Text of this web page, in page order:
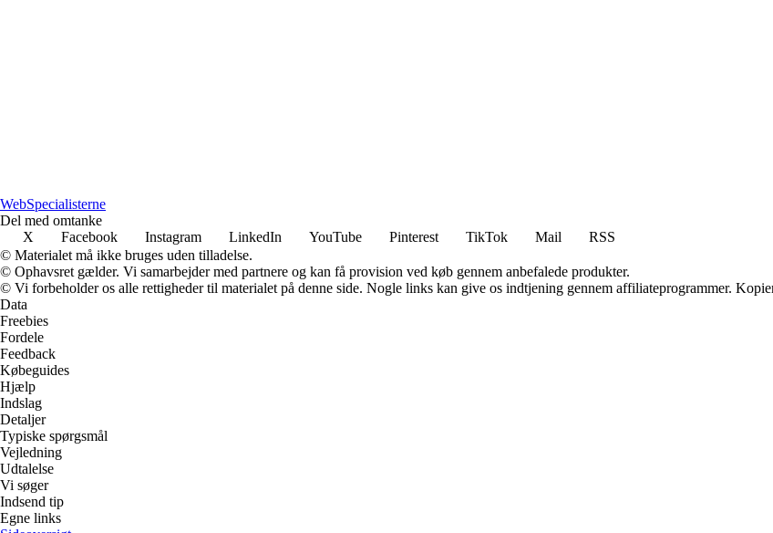
WebSpecialisterne
Del med omtanke
X
Facebook Instagram LinkedIn YouTube Pinterest TikTok Mail
RSS
© Materialet må ikke bruges uden tilladelse.
© Ophavsret gælder. Vi samarbejder med partnere og kan få provision ved køb gennem anbefalede produkter.
© Vi forbeholder os alle rettigheder til materialet på denne side. Nogle links kan give os indtjening gennem affiliateprogrammer.
Data
Freebies
Fordele
Feedback
Købeguides
Hjælp
Indslag
Detaljer
Typiske spørgsmål
Vejledning
Udtalelse
Vi søger
Indsend tip
Egne links